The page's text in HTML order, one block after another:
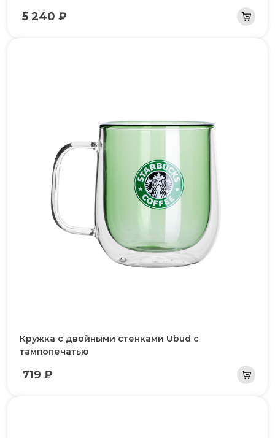
5 240 ₽
Кружка с двойными стенками Ubud с
тампопечатью
719 ₽